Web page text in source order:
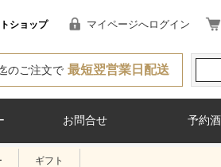
ショップ マイページへログイン
のご注文で 最短翌営業日配送
お問合せ 予約酒
ギフト